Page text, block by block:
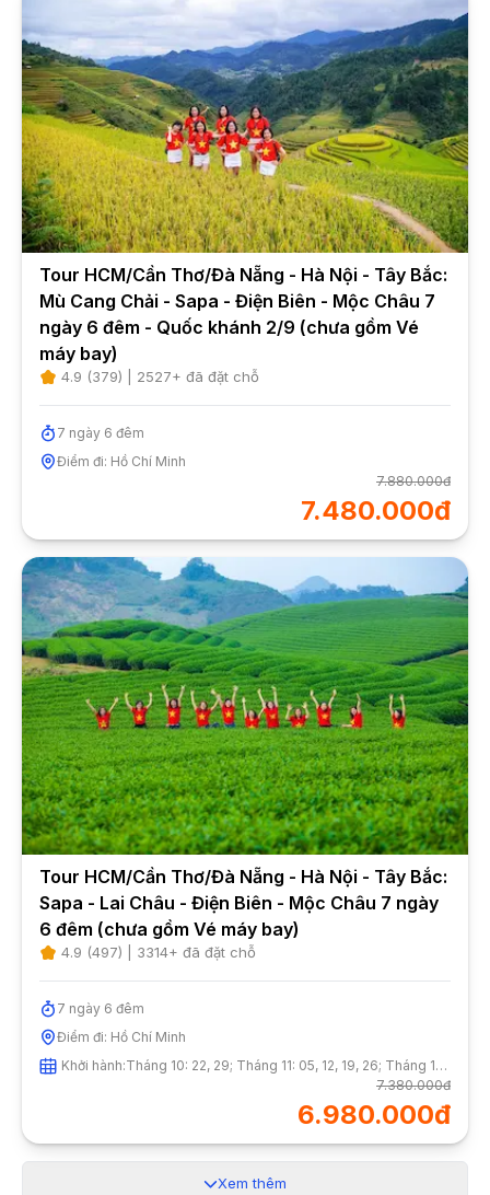
Tour HCM/Cần Thơ/Đà Nẵng - Hà Nội - Tây Bắc:
Mù Cang Chải - Sapa - Điện Biên - Mộc Châu 7
ngày 6 đêm - Quốc khánh 2/9 (chưa gồm Vé
máy bay)
4.9 (379) | 2527+ đã đặt chỗ
7 ngày 6 đêm
Điểm đi: Hồ Chí Minh
7.880.000đ
7.480.000đ
Tour HCM/Cần Thơ/Đà Nẵng - Hà Nội - Tây Bắc:
Sapa - Lai Châu - Điện Biên - Mộc Châu 7 ngày
6 đêm (chưa gồm Vé máy bay)
4.9 (497) | 3314+ đã đặt chỗ
7 ngày 6 đêm
Điểm đi: Hồ Chí Minh
Khởi hành:
Tháng 10: 22, 29; Tháng 11: 05, 12, 19, 26; Tháng 12: 03, 10, 17, 24, 31
7.380.000đ
6.980.000đ
Xem thêm